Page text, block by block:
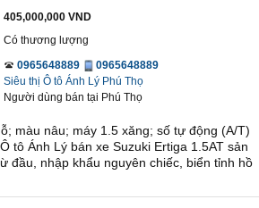
405,000,000 VND
Có thương lượng
0965648889
0965648889
Siêu thị Ô tô Ánh Lý Phú Thọ
Người dùng bán tại Phú Thọ
màu nâu; máy 1.5 xăng; số tự động (A/T)
tô Ánh Lý bán xe Suzuki Ertiga 1.5AT sản
đầu, nhập khẩu nguyên chiếc, biển tỉnh hồ